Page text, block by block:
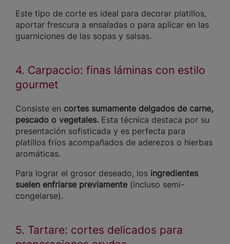
Este tipo de corte es ideal para decorar platillos,
aportar frescura a ensaladas o para aplicar en las
guarniciones de las sopas y salsas.
4. Carpaccio: finas láminas con estilo
gourmet
Consiste en cortes sumamente delgados de carne,
pescado o vegetales. Esta técnica destaca por su
presentación sofisticada y es perfecta para
platillos fríos acompañados de aderezos o hierbas
aromáticas.
Para lograr el grosor deseado, los ingredientes
suelen enfriarse previamente (incluso semi-
congelarse).
5. Tartare: cortes delicados para